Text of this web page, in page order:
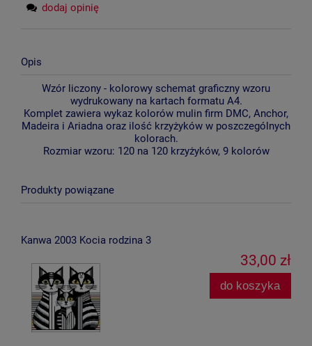
dodaj opinię
Opis
Wzór liczony - kolorowy schemat graficzny wzoru
wydrukowany na kartach formatu A4.
Komplet zawiera wykaz kolorów mulin firm DMC, Anchor,
Madeira i Ariadna oraz ilość krzyżyków w poszczególnych
kolorach.
Rozmiar wzoru: 120 na 120 krzyżyków, 9 kolorów
Produkty powiązane
Kanwa 2003 Kocia rodzina 3
33,00 zł
do koszyka